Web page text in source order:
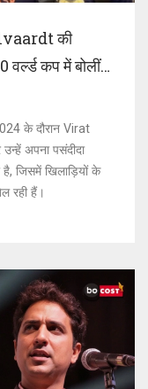
की
वर्ल्ड कप में बोलीं-
के दौरान Virat
अपना पसंदीदा
है, जिसमें खिलाड़ियों के
रही हैं।